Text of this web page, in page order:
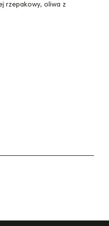
rzepakowy, oliwa z